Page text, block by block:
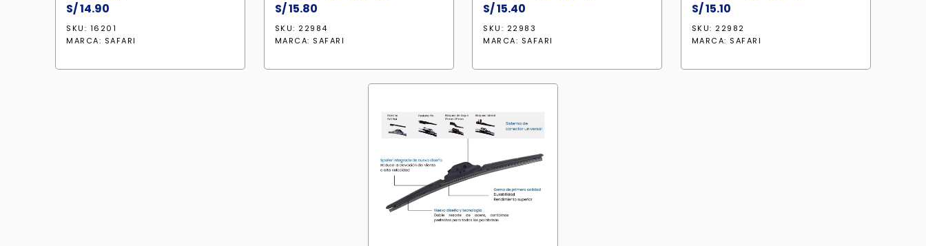
S/14.90
SKU: 16201
MARCA: SAFARI
S/15.80
SKU: 22984
MARCA: SAFARI
S/15.40
SKU: 22983
MARCA: SAFARI
S/15.10
SKU: 22982
MARCA: SAFARI